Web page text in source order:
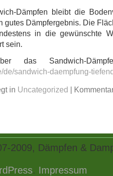
Dämpfen bleibt die
gutes Dämpfergebnis. Die
in die gewünschte
sein.
das Sandwich-
de/sandwich-daempfung-
in Uncategorized |
2009, Dämpfen &
. Impressum